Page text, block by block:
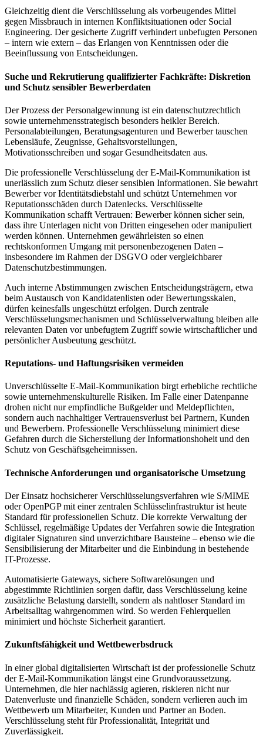
Gleichzeitig dient die Verschlüsselung als vorbeugendes Mittel
gegen Missbrauch in internen Konfliktsituationen oder Social
Engineering. Der gesicherte Zugriff verhindert unbefugten Personen
– intern wie extern – das Erlangen von Kenntnissen oder die
Beeinflussung von Entscheidungen.
Suche und Rekrutierung qualifizierter Fachkräfte: Diskretion
und Schutz sensibler Bewerberdaten
Der Prozess der Personalgewinnung ist ein datenschutzrechtlich
sowie unternehmensstrategisch besonders heikler Bereich.
Personalabteilungen, Beratungsagenturen und Bewerber tauschen
Lebensläufe, Zeugnisse, Gehaltsvorstellungen,
Motivationsschreiben und sogar Gesundheitsdaten aus.
Die professionelle Verschlüsselung der E-Mail-Kommunikation ist
unerlässlich zum Schutz dieser sensiblen Informationen. Sie bewahrt
Bewerber vor Identitätsdiebstahl und schützt Unternehmen vor
Reputationsschäden durch Datenlecks. Verschlüsselte
Kommunikation schafft Vertrauen: Bewerber können sicher sein,
dass ihre Unterlagen nicht von Dritten eingesehen oder manipuliert
werden können. Unternehmen gewährleisten so einen
rechtskonformen Umgang mit personenbezogenen Daten –
insbesondere im Rahmen der DSGVO oder vergleichbarer
Datenschutzbestimmungen.
Auch interne Abstimmungen zwischen Entscheidungsträgern, etwa
beim Austausch von Kandidatenlisten oder Bewertungsskalen,
dürfen keinesfalls ungeschützt erfolgen. Durch zentrale
Verschlüsselungsmechanismen und Schlüsselverwaltung bleiben alle
relevanten Daten vor unbefugtem Zugriff sowie wirtschaftlicher und
persönlicher Ausbeutung geschützt.
Reputations- und Haftungsrisiken vermeiden
Unverschlüsselte E-Mail-Kommunikation birgt erhebliche rechtliche
sowie unternehmenskulturelle Risiken. Im Falle einer Datenpanne
drohen nicht nur empfindliche Bußgelder und Meldepflichten,
sondern auch nachhaltiger Vertrauensverlust bei Partnern, Kunden
und Bewerbern. Professionelle Verschlüsselung minimiert diese
Gefahren durch die Sicherstellung der Informationshoheit und den
Schutz von Geschäftsgeheimnissen.
Technische Anforderungen und organisatorische Umsetzung
Der Einsatz hochsicherer Verschlüsselungsverfahren wie S/MIME
oder OpenPGP mit einer zentralen Schlüsselinfrastruktur ist heute
Standard für professionellen Schutz. Die korrekte Verwaltung der
Schlüssel, regelmäßige Updates der Verfahren sowie die Integration
digitaler Signaturen sind unverzichtbare Bausteine – ebenso wie die
Sensibilisierung der Mitarbeiter und die Einbindung in bestehende
IT-Prozesse.
Automatisierte Gateways, sichere Softwarelösungen und
abgestimmte Richtlinien sorgen dafür, dass Verschlüsselung keine
zusätzliche Belastung darstellt, sondern als nahtloser Standard im
Arbeitsalltag wahrgenommen wird. So werden Fehlerquellen
minimiert und höchste Sicherheit garantiert.
Zukunftsfähigkeit und Wettbewerbsdruck
In einer global digitalisierten Wirtschaft ist der professionelle Schutz
der E-Mail-Kommunikation längst eine Grundvoraussetzung.
Unternehmen, die hier nachlässig agieren, riskieren nicht nur
Datenverluste und finanzielle Schäden, sondern verlieren auch im
Wettbewerb um Mitarbeiter, Kunden und Partner an Boden.
Verschlüsselung steht für Professionalität, Integrität und
Zuverlässigkeit.